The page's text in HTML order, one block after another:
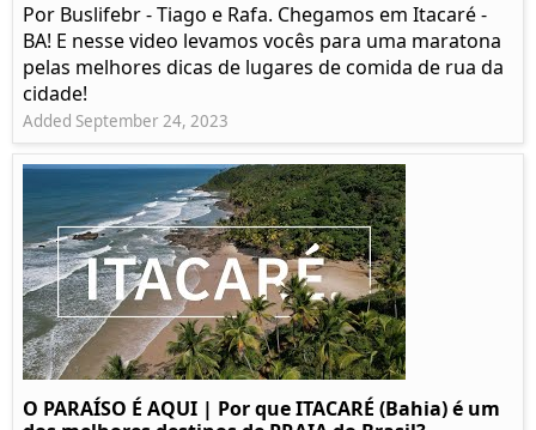
Por Buslifebr - Tiago e Rafa. Chegamos em Itacaré -
BA! E nesse video levamos vocês para uma maratona
pelas melhores dicas de lugares de comida de rua da
cidade!
Added September 24, 2023
O PARAÍSO É AQUI | Por que ITACARÉ (Bahia) é um